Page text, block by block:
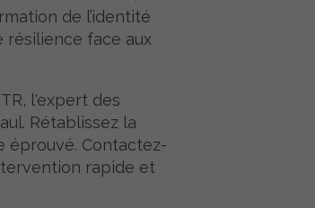
de l’identité
résilience face aux
l'expert des
Rétablissez la
éprouvé. Contactez-
rapide et